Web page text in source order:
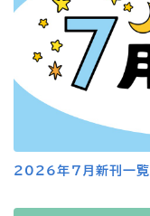
2026年7月新刊一覧